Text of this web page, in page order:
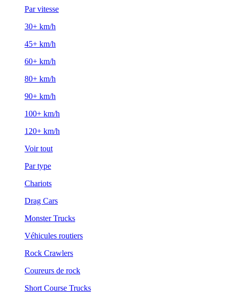
Par vitesse
30+ km/h
45+ km/h
60+ km/h
80+ km/h
90+ km/h
100+ km/h
120+ km/h
Voir tout
Par type
Chariots
Drag Cars
Monster Trucks
Véhicules routiers
Rock Crawlers
Coureurs de rock
Short Course Trucks